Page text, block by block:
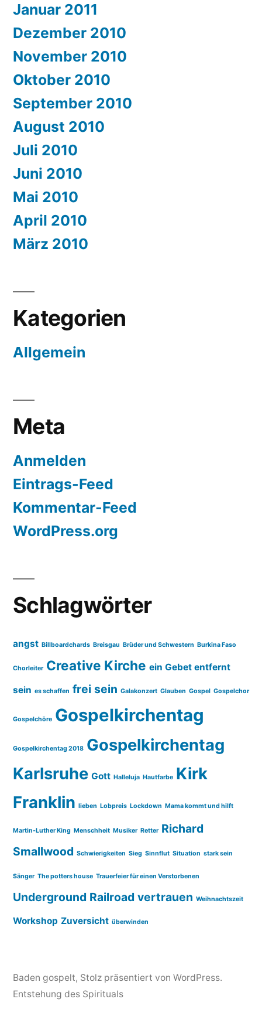
Januar 2011
Dezember 2010
November 2010
Oktober 2010
September 2010
August 2010
Juli 2010
Juni 2010
Mai 2010
April 2010
März 2010
Kategorien
Allgemein
Meta
Anmelden
Eintrags-Feed
Kommentar-Feed
WordPress.org
Schlagwörter
angst Billboardchards Breisgau Brüder und Schwestern Burkina Faso
Chorleiter Creative Kirche ein Gebet entfernt
sein es schaffen frei sein Galakonzert Glauben Gospel Gospelchor
Gospelchöre Gospelkirchentag
Gospelkirchentag 2018 Gospelkirchentag
Karlsruhe Gott Halleluja Hautfarbe Kirk
Franklin lieben Lobpreis Lockdown Mama kommt und hilft
Martin-Luther King Menschheit Musiker Retter Richard
Smallwood Schwierigkeiten Sieg Sinnflut Situation stark sein
Sänger The potters house Trauerfeier für einen Verstorbenen
Underground Railroad vertrauen Weihnachtszeit
Workshop Zuversicht überwinden
Baden gospelt, Stolz präsentiert von WordPress.
Entstehung des Spirituals